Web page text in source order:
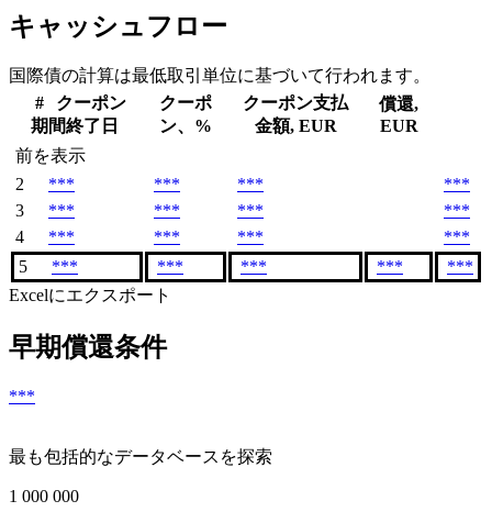
キャッシュフロー
国際債の計算は最低取引単位に基づいて行われます。
#
クーポン
期間終了日
クーポ
ン、%
クーポン支払
金額, EUR
償還,
EUR
前を表示
2
*** *** ***
***
3
*** *** ***
***
4
*** *** ***
***
5
*** *** *** ***
***
Excelにエクスポート
早期償還条件
***
最も包括的なデータベースを探索
1 000 000